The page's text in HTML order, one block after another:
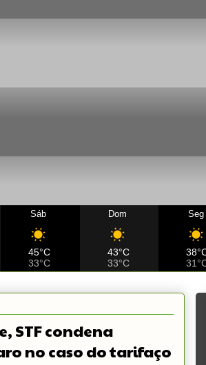
Sáb
45°C
33°C
Dom
43°C
33°C
Seg
STF condena
no caso do tarifaço